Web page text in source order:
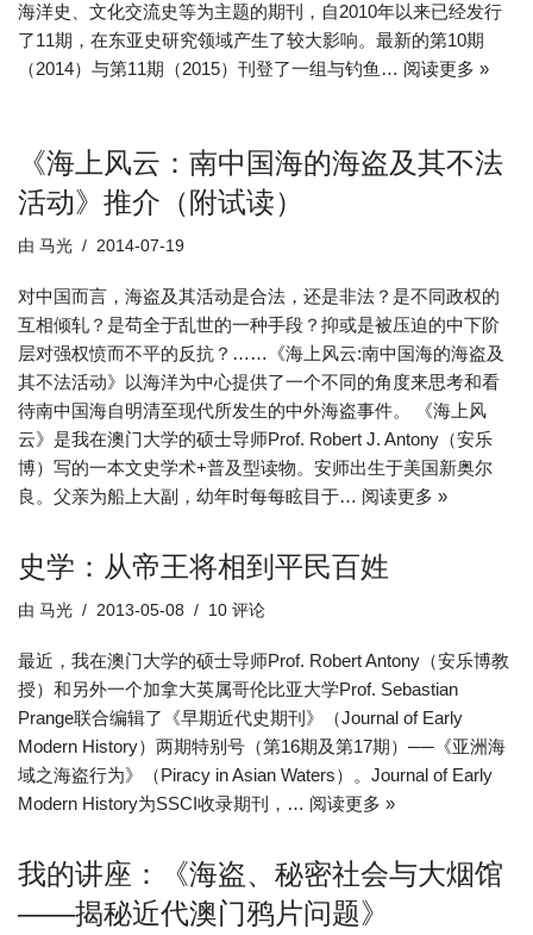
海洋史、文化交流史等为主题的期刊，自2010年以来已经发行
了11期，在东亚史研究领域产生了较大影响。最新的第10期
（2014）与第11期（2015）刊登了一组与钓鱼… 阅读更多 »
《海上风云：南中国海的海盗及其不法
活动》推介（附试读）
由 马光 2014-07-19
对中国而言，海盗及其活动是合法，还是非法？是不同政权的
互相倾轧？是苟全于乱世的一种手段？抑或是被压迫的中下阶
层对强权愤而不平的反抗？……《海上风云:南中国海的海盗及
其不法活动》以海洋为中心提供了一个不同的角度来思考和看
待南中国海自明清至现代所发生的中外海盗事件。 《海上风
云》是我在澳门大学的硕士导师Prof. Robert J. Antony（安乐
博）写的一本文史学术+普及型读物。安师出生于美国新奥尔
良。父亲为船上大副，幼年时每每眩目于… 阅读更多 »
史学：从帝王将相到平民百姓
由 马光 2013-05-08 10 评论
最近，我在澳门大学的硕士导师Prof. Robert Antony（安乐博教
授）和另外一个加拿大英属哥伦比亚大学Prof. Sebastian
Prange联合编辑了《早期近代史期刊》（Journal of Early
Modern History）两期特别号（第16期及第17期）──《亚洲海
域之海盗行为》（Piracy in Asian Waters）。Journal of Early
Modern History为SSCI收录期刊，… 阅读更多 »
我的讲座：《海盗、秘密社会与大烟馆
——揭秘近代澳门鸦片问题》